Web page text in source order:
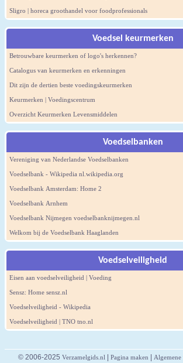
Sligro | horeca groothandel voor foodprofessionals
Voedsel keurmerken
Betrouwbare keurmerken of logo's herkennen?
Catalogus van keurmerken en erkenningen
Dit zijn de dertien beste voedingskeurmerken
Keurmerken | Voedingscentrum
Overzicht Keurmerken Levensmiddelen
Voedselbanken
Vereniging van Nederlandse Voedselbanken
Voedselbank - Wikipedia nl.wikipedia.org
Voedselbank Amsterdam: Home 2
Voedselbank Arnhem
Voedselbank Nijmegen voedselbanknijmegen.nl
Welkom bij de Voedselbank Haaglanden
Voedselveiligheid
Eisen aan voedselveiligheid | Voeding
Sensz: Home sensz.nl
Voedselveiligheid - Wikipedia
Voedselveiligheid | TNO tno.nl
© 2006-2025 Verzamelgids.nl| Pagina maken